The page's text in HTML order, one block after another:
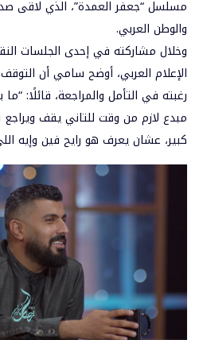
مسلسل “جعفر العمدة”، الذي لاقى
والوطن العربي.
وخلال مشاركته في إحدى الجلسات
الإعلام العربي، أوضح سامي أن
رغبته في التأمل والمراجعة، قائلًا:
مبدع لازم من وقت للتاني يقف
كبير، عشان يعرف هو رايح فين وإيه